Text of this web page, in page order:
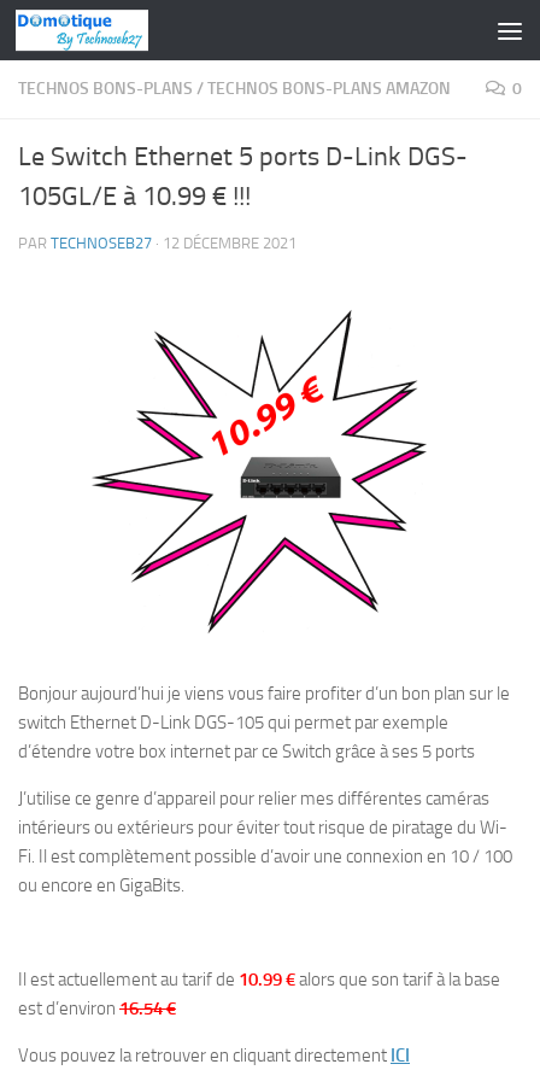
Skip to content
TECHNOS BONS-PLANS /TECHNOS BONS-PLANS AMAZON 0
Le Switch Ethernet 5 ports D-Link DGS-
105GL/E à 10.99 € !!!
PAR TECHNOSEB27 · 12 DÉCEMBRE 2021
Bonjour aujourd’hui je viens vous faire profiter d’un bon plan sur le
switch Ethernet D-Link DGS-105 qui permet par exemple
d’étendre votre box internet par ce Switch grâce à ses 5 ports
J’utilise ce genre d’appareil pour relier mes différentes caméras
intérieurs ou extérieurs pour éviter tout risque de piratage du Wi-
Fi. Il est complètement possible d’avoir une connexion en 10 / 100
ou encore en GigaBits.
Il est actuellement au tarif de 10.99 €alors que son tarif à la base
est d’environ 16.54 €
Vous pouvez la retrouver en cliquant directement ICI